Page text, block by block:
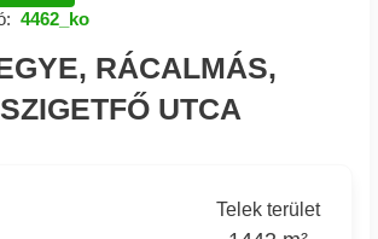
4462_ko
RÁCALMÁS,
UTCA
Telek terület